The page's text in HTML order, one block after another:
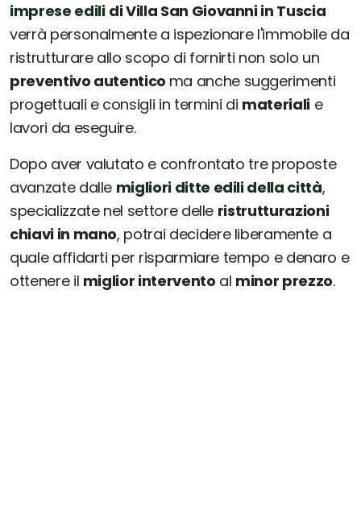
imprese edili di Villa San Giovanni in Tuscia
verrà personalmente a ispezionare l'immobile da
ristrutturare allo scopo di fornirti non solo un
preventivo autentico ma anche suggerimenti
progettuali e consigli in termini di materialie
lavori da eseguire.
Dopo aver valutato e confrontato tre proposte
avanzate dalle migliori ditte edili della città,
specializzate nel settore delle ristrutturazioni
chiavi in mano, potrai decidere liberamente a
quale affidarti per risparmiare tempo e denaro e
ottenere il miglior intervento al minor prezzo.